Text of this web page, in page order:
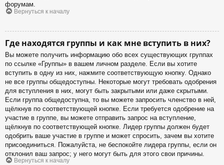
форумам.
Вернуться к началу
Где находятся группы и как мне вступить в них?
Вы можете получить информацию обо всех существующих группах
по ссылке «Группы» в вашем личном разделе. Если вы хотите
вступить в одну из них, нажмите соответствующую кнопку. Однако
не все группы общедоступны. Некоторые могут требовать одобрения
для вступления в них, могут быть закрытыми или даже скрытыми.
Если группа общедоступна, то вы можете запросить членство в ней,
щёлкнув по соответствующей кнопке. Если требуется одобрение на
участие в группе, вы можете отправить запрос на вступление,
щёлкнув по соответствующей кнопке. Лидер группы должен будет
одобрить ваше участие в группе и может спросить, зачем вы хотите
присоединиться. Пожалуйста, не беспокойте лидера группы, если он
отклонил ваш запрос; у него могут быть для этого свои причины.
Вернуться к началу